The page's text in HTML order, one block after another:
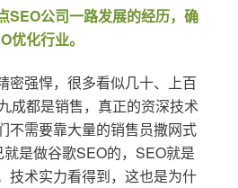
SEO公司一路发展的经历，确
优化行业。
密强悍，很多看似几十、上百
成都是销售，真正的资深技术
不需要靠大量的销售员撒网式
就是做谷歌SEO的，SEO就是
技术实力看得到，这也是为什